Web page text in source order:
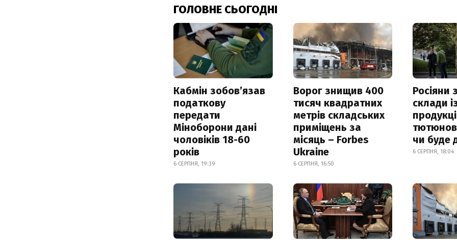
ГОЛОВНЕ СЬОГОДНІ
Кабмін зобовʼязав
податкову
передати
Міноборони дані
чоловіків 18-60
років
6 СЕРПНЯ, 19:39
Ворог знищив 400
тисяч квадратних
метрів складських
приміщень за
місяць – Forbes
Ukraine
6 СЕРПНЯ, 16:50
Росіяни
склади
чи буде
6 СЕРПНЯ, 18:04